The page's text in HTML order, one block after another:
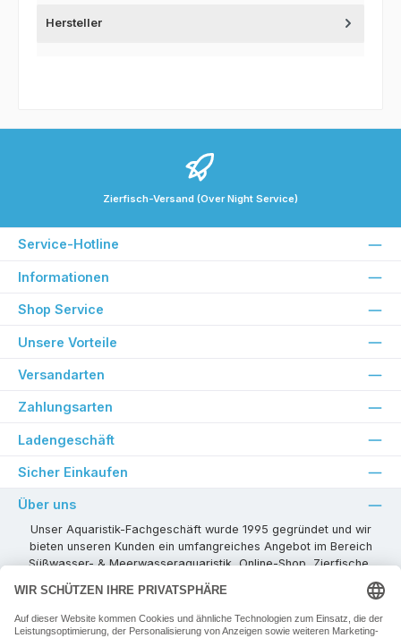
Hersteller
Zierfisch-Versand (Over Night Service)
Service-Hotline
Informationen
Shop Service
Unsere Vorteile
Versandarten
Zahlungsarten
Ladengeschäft
Sicher Einkaufen
Über uns
Unser Aquaristik-Fachgeschäft wurde 1995 gegründet und wir
bieten unseren Kunden ein umfangreiches Angebot im Bereich
Süßwasser- & Meerwasseraquaristik, Online-Shop, Zierfische,
Pflanzen, Aquarienkombinationen, Technikzubehör usw. ! Als
kompetenter Aquaristik-Fachhandelspartner stehen wir Ihnen für
alle Ihre Projekte und Einrichtungs- oder Besatzwünsche zur
Verfügung!